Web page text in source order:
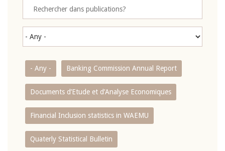
- Any - Banking Commission Annual Report
Documents d’Etude et d’Analyse Economiques
Financial Inclusion statistics in WAEMU
Quaterly Statistical Bulletin